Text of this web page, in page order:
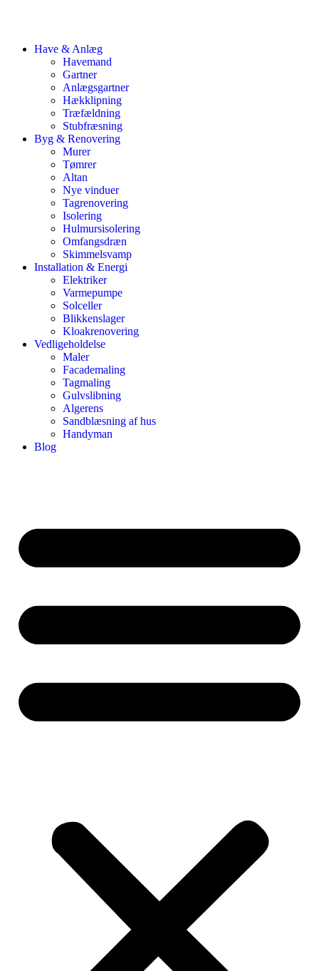
Have & Anlæg
Havemand
Gartner
Anlægsgartner
Hækklipning
Træfældning
Stubfræsning
Byg & Renovering
Murer
Tømrer
Altan
Nye vinduer
Tagrenovering
Isolering
Hulmursisolering
Omfangsdræn
Skimmelsvamp
Installation & Energi
Elektriker
Varmepumpe
Solceller
Blikkenslager
Kloakrenovering
Vedligeholdelse
Maler
Facademaling
Tagmaling
Gulvslibning
Algerens
Sandblæsning af hus
Handyman
Blog